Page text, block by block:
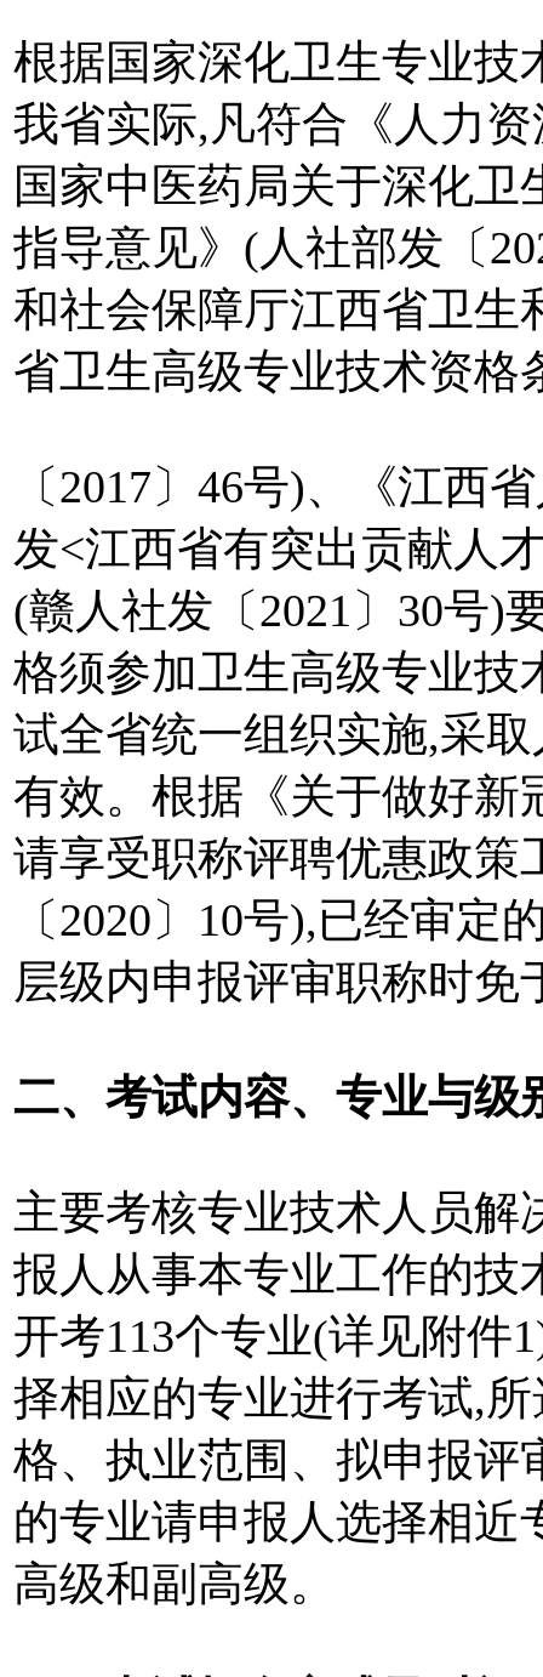
根据国家深化卫生专业技
我省实际,凡符合《人力
国家中医药局关于深化
指导意见》(人社部发〔
和社会保障厅江西省卫生
省卫生高级专业技术资格
〔2017〕46号)、《江西
发<江西省有突出贡献人
(赣人社发〔2021〕30号)
格须参加卫生高级专业技
试全省统一组织实施,采
有效。根据《关于做好新
请享受职称评聘优惠政策
〔2020〕10号),已经审
层级内申报评审职称时免
二、考试内容、专业与级
主要考核专业技术人员解
报人从事本专业工作的技
开考113个专业(详见附件
择相应的专业进行考试,
格、执业范围、拟申报评
的专业请申报人选择相近
高级和副高级。